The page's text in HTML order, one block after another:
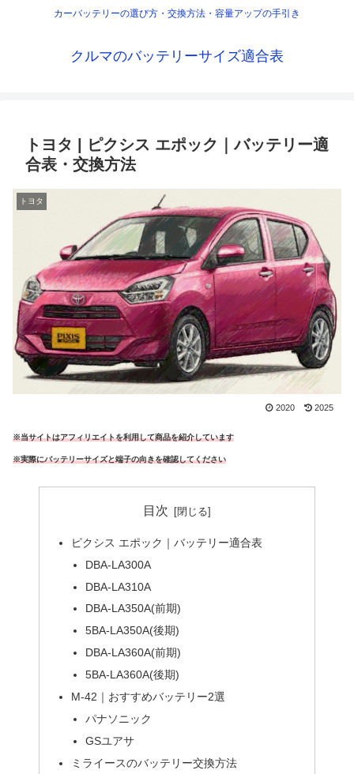
カーバッテリーの選び方・交換方法・容量アップの手引き
クルマのバッテリーサイズ適合表
トヨタ | ピクシス エポック｜バッテリー適
合表・交換方法
トヨタ
2020 2025
※当サイトはアフィリエイトを利用して商品を紹介しています
※実際にバッテリーサイズと端子の向きを確認してください
目次
ピクシス エポック｜バッテリー適合表
DBA-LA300A
DBA-LA310A
DBA-LA350A(前期)
5BA-LA350A(後期)
DBA-LA360A(前期)
5BA-LA360A(後期)
M-42｜おすすめバッテリー2選
パナソニック
GSユアサ
ミライースのバッテリー交換方法